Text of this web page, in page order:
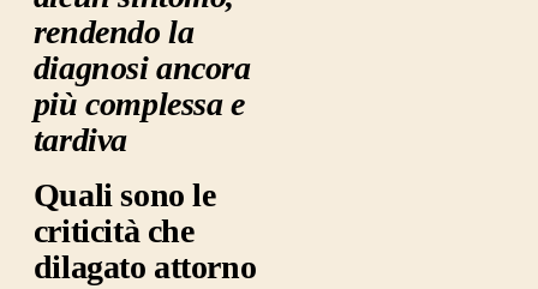
rendendo la
diagnosi ancora
più complessa e
tardiva
Quali sono le
criticità che
dilagato attorno